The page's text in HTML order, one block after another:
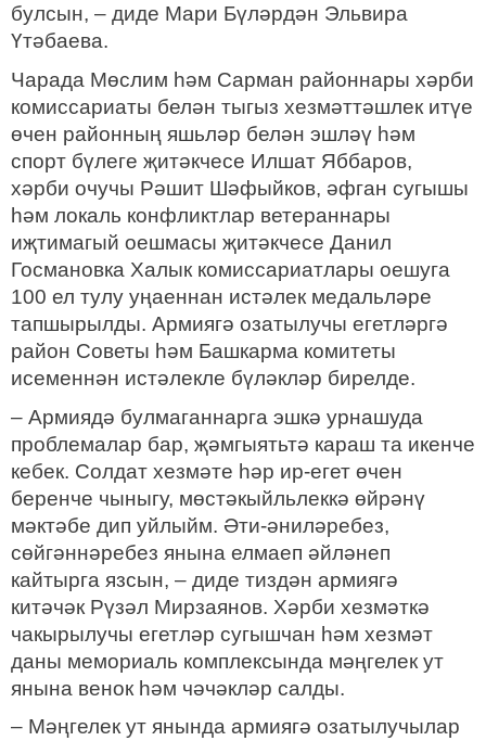
булсын, – диде Мари Бүләрдән Эльвира
Үтәбаева.
Чарада Мөслим һәм Сарман районнары хәрби
комиссариаты белән тыгыз хезмәттәшлек итүе
өчен районның яшьләр белән эшләү һәм
спорт бүлеге җитәкчесе Илшат Яббаров,
хәрби очучы Рәшит Шәфыйков, әфган сугышы
һәм локаль конфликтлар ветераннары
иҗтимагый оешмасы җитәкчесе Данил
Госмановка Халык комиссариатлары оешуга
100 ел тулу уңаеннан истәлек медальләре
тапшырылды. Армиягә озатылучы егетләргә
район Советы һәм Башкарма комитеты
исеменнән истәлекле бүләкләр бирелде.
– Армиядә булмаганнарга эшкә урнашуда
проблемалар бар, җәмгыятьтә караш та икенче
кебек. Солдат хезмәте һәр ир-егет өчен
беренче чыныгу, мөстәкыйльлеккә өйрәнү
мәктәбе дип уйлыйм. Әти-әниләребез,
сөйгәннәребез янына елмаеп әйләнеп
кайтырга язсын, – диде тиздән армиягә
китәчәк Рүзәл Мирзаянов. Хәрби хезмәткә
чакырылучы егетләр сугышчан һәм хезмәт
даны мемориаль комплексында мәңгелек ут
янына венок һәм чәчәкләр салды.
– Мәңгелек ут янында армиягә озатылучылар